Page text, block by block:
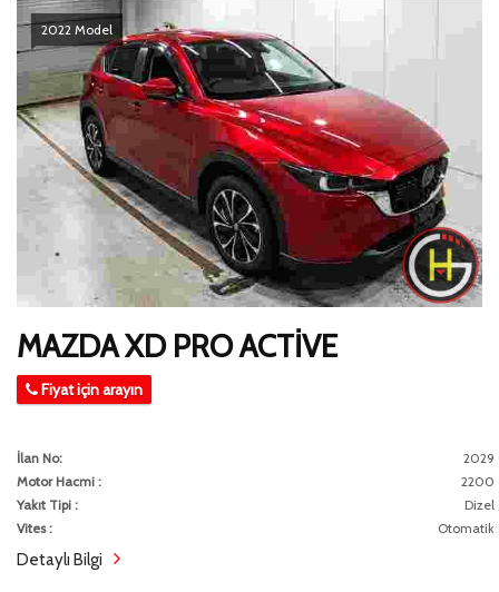
2022 Model
MAZDA XD PRO ACTİVE
Fiyat için arayın
İlan No:
2029
Motor Hacmi :
2200
Yakıt Tipi :
Dizel
Vites :
Otomatik
Detaylı Bilgi